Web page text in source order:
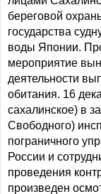
береговой
государства
воды Японии.
мероприятие
деятельности
обитания. 16
сахалинское) в
Свободного)
пограничного
России и
проведения
произведен